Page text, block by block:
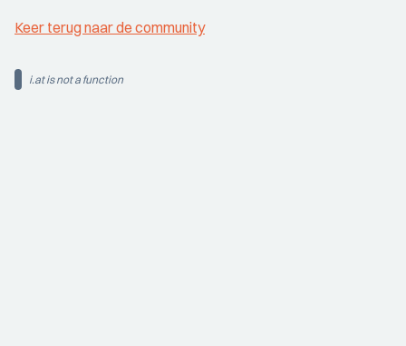
Keer terug naar de community
i.at is not a function